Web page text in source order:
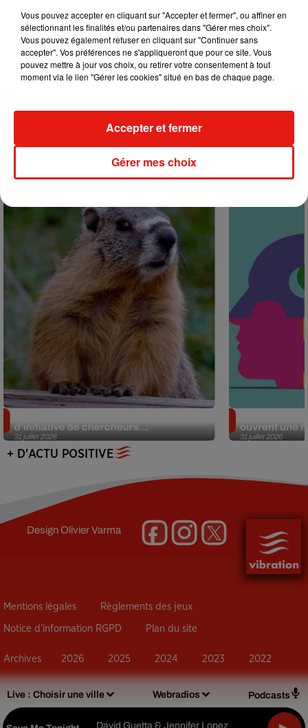
Live : Choisir une ville Webradios Podcasts
David Guetta & Jennifer Lopez
5 août 2026
Tiny Desk invite Charlie Puth pour une
31 juillet 2026
d’initiative de chercheurs...
31 juillet 2026
ouvrent une
+ D'ACTU POSITIVE
DesignOlivier Varma
Mentions légales Règlements des jeux
Notice d’information RGPD Plan du site
Archives 2026 2025 2024 2023 2022
Vous pouvez accepter en cliquant sur "Accepter et fermer", ou affiner en
sélectionnant les finalités et/ou partenaires dans "Gérer mes choix".
Vous pouvez également refuser en cliquant sur "Continuer sans
accepter". Vos préférences ne s'appliqueront que pour ce site. Vous
pouvez mettre à jour vos choix, ou retirer votre consentement à tout
moment via le lien "Gérer les cookies" situé en bas de chaque page.
Gérer mes choix
Accepter et fermer